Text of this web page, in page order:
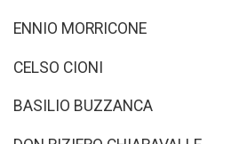
ENNIO MORRICONE
CELSO CIONI
BASILIO BUZZANCA